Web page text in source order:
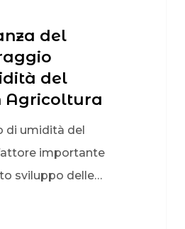
del
del
Agricoltura
di umidità del
importante
sviluppo delle…